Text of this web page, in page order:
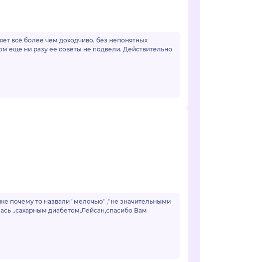
всё более чем доходчиво, без непонятных
еще ни разу ее советы не подвели. Действительно
почему то назвали "мелочью" ,"не значительными
..сахарным диабетом.Лейсан,спасибо Вам